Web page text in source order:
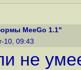
MeeGo 1.1"
10, 09:43
не